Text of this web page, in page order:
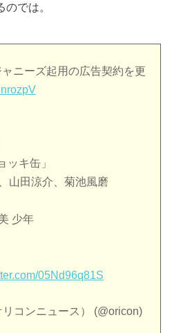
では。
ニーズ起用の広告契約を更
ッキ缶」
山田涼介、菊池風磨
少年
05Nd96q81S
コンニュース） (@oricon)